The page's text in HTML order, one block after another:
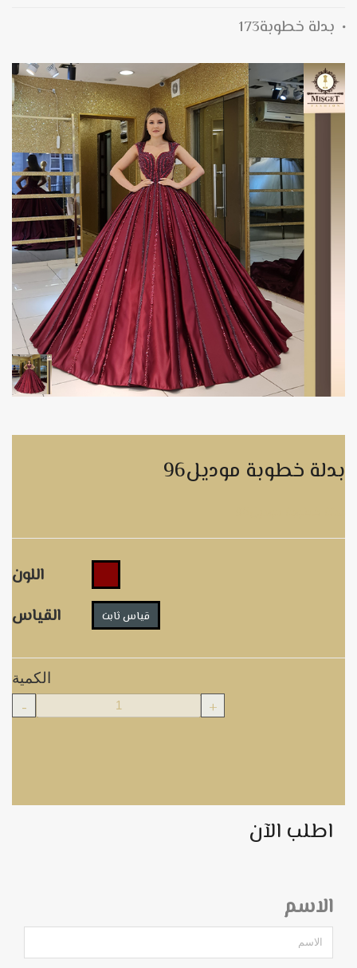
بدلة خطوبة173
بدلة خطوبة موديل96
اللون
القياس
قياس ثابت
الكمية
- +
اطلب الآن
الاسم